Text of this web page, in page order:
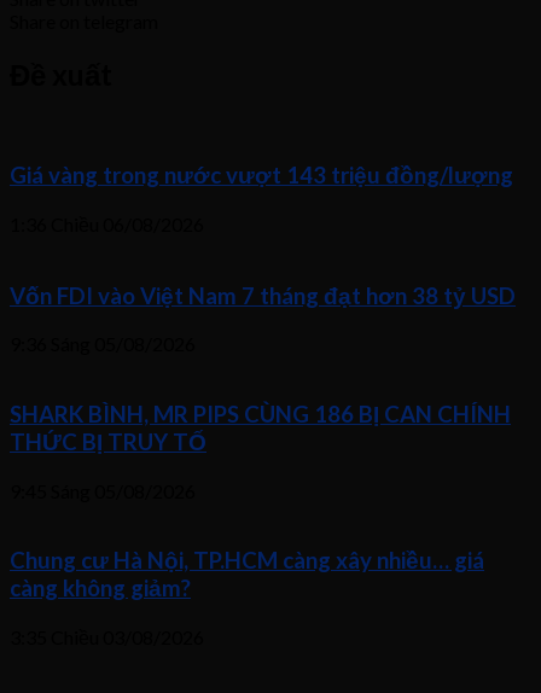
Giá vàng trong nước vượt 143 triệu đồng/lượng
Vốn FDI vào Việt Nam 7 tháng đạt hơn 38 tỷ USD
SHARK BÌNH, MR PIPS CÙNG 186 BỊ CAN CHÍNH
THỨC BỊ TRUY TỐ
Chung cư Hà Nội, TP.HCM càng xây nhiều… giá
càng không giảm?